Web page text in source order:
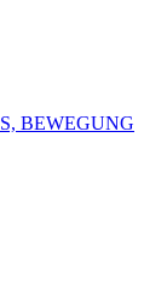
BEWEGUNG